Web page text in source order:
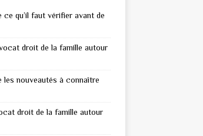
qu’il faut vérifier avant de
droit de la famille autour
nouveautés à connaître
droit de la famille autour